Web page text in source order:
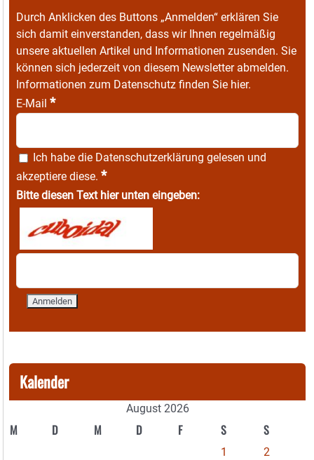
Durch Anklicken des Buttons „Anmelden“ erklären Sie
sich damit einverstanden, dass wir Ihnen regelmäßig
unsere aktuellen Artikel und Informationen zusenden. Sie
können sich jederzeit von diesem Newsletter abmelden.
Informationen zum Datenschutz finden Sie hier.
E-Mail *
Ich habe die Datenschutzerklärung gelesen und
akzeptiere diese. *
Bitte diesen Text hier unten eingeben:
Kalender
August 2026
M D M D F S S
1
2